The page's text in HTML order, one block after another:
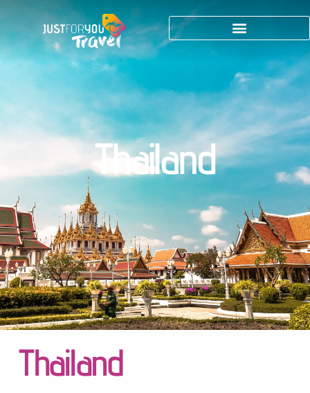
Thailand
Thailand